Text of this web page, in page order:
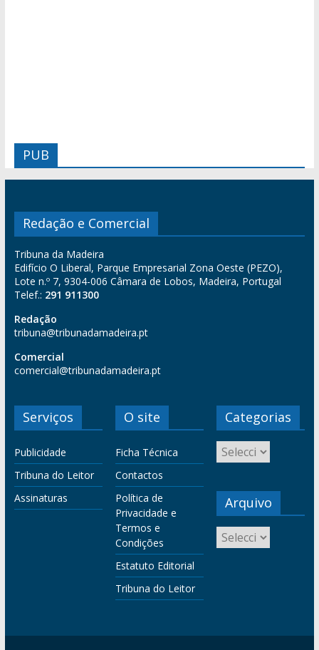
PUB
Redação e Comercial
Tribuna da Madeira
Edifício O Liberal, Parque Empresarial Zona Oeste (PEZO),
Lote n.º 7, 9304-006 Câmara de Lobos, Madeira, Portugal
Telef.: 291 911300
Redação
tribuna@tribunadamadeira.pt
Comercial
comercial@tribunadamadeira.pt
Serviços
Publicidade
Tribuna do Leitor
Assinaturas
O site
Ficha Técnica
Contactos
Política de
Privacidade e
Termos e
Condições
Estatuto Editorial
Tribuna do Leitor
Categorias
Arquivo